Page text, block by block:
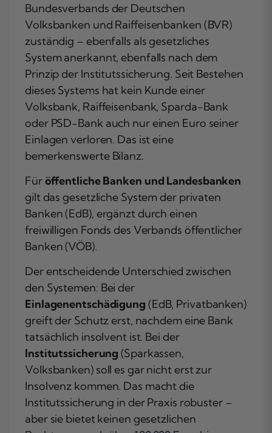
Bundesverbands der Deutschen
Volksbanken und Raiffeisenbanken (BVR)
zuständig – ebenfalls als gesetzliches
System anerkannt, ebenfalls nach dem
Prinzip der Institutssicherung. Seit Bestehen
dieses Systems hat kein Kunde einer
Volksbank, Raiffeisenbank, Sparda-Bank
oder PSD-Bank auch nur einen Euro seiner
Einlagen verloren. Das ist eine
bemerkenswerte Bilanz.
Füröffentliche Banken und Landesbanken
gilt das gesetzliche System der privaten
Banken (EdB), ergänzt durch einen
freiwilligen Fonds des Verbands öffentlicher
Banken (VÖB).
Der entscheidende Unterschied zwischen
den Systemen: Bei der
Einlagenentschädigung (EdB, Privatbanken)
greift der Schutz erst, nachdem eine Bank
tatsächlich insolvent ist. Bei der
Institutssicherung (Sparkassen,
Volksbanken) soll es gar nicht erst zur
Insolvenz kommen. Das macht die
Institutssicherung in der Praxis robuster –
aber sie bietet keinen gesetzlichen